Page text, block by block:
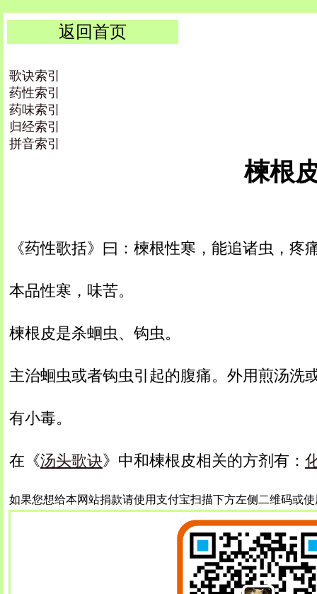
返回首页
歌诀索引
药性索引
药味索引
归经索引
拼音索引
楝根
《药性歌括》曰：楝根性寒，能追诸虫，疼
本品性寒，味苦。
楝根皮是杀蛔虫、钩虫。
主治蛔虫或者钩虫引起的腹痛。外用煎汤洗
有小毒。
在《汤头歌诀》中和楝根皮相关的方剂有：
如果您想给本网站捐款请使用支付宝扫描下方左侧二维码或